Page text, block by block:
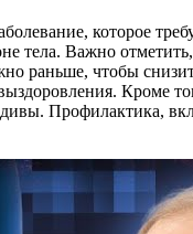
которое
тела. Важно
раньше, чтобы
Кроме
Профилактика,